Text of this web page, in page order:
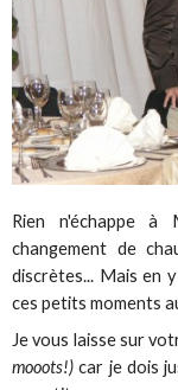
Rien n'échappe à
changement de
discrètes... Mais en
ces petits moments
Je vous laisse sur
mooots!) car je dois